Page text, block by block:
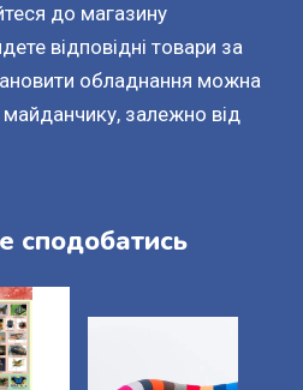
до магазину
відповідні товари за
обладнання можна
залежно від
сподобатись